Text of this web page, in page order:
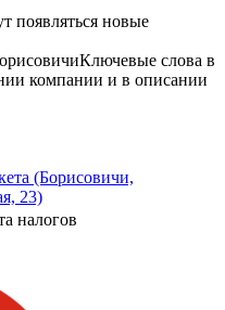
появляться новые
Ключевые слова в
компании и в описании
(Борисовичи,
23)
налогов